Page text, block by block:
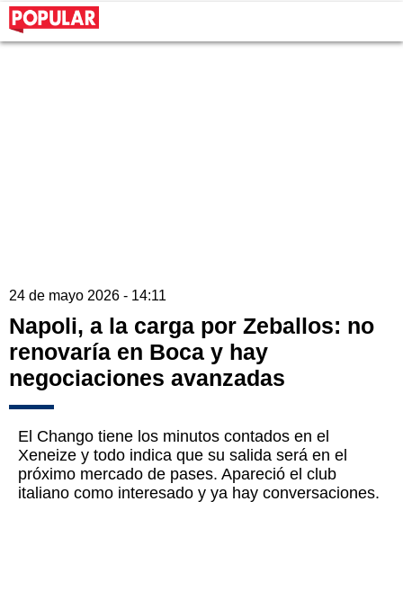
24 de mayo 2026 - 14:11
Napoli, a la carga por Zeballos: no
renovaría en Boca y hay
negociaciones avanzadas
El Chango tiene los minutos contados en el
Xeneize y todo indica que su salida será en el
próximo mercado de pases. Apareció el club
italiano como interesado y ya hay conversaciones.